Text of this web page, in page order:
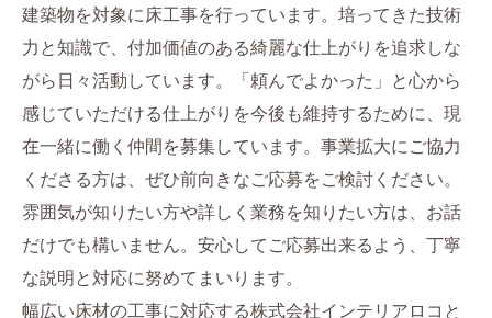
建築物を対象に床工事を行っています。培ってきた技術
力と知識で、付加価値のある綺麗な仕上がりを追求しな
がら日々活動しています。「頼んでよかった」と心から
感じていただける仕上がりを今後も維持するために、現
在一緒に働く仲間を募集しています。事業拡大にご協力
くださる方は、ぜひ前向きなご応募をご検討ください。
雰囲気が知りたい方や詳しく業務を知りたい方は、お話
だけでも構いません。安心してご応募出来るよう、丁寧
な説明と対応に努めてまいります。
幅広い床材の工事に対応する株式会社インテリアロコと